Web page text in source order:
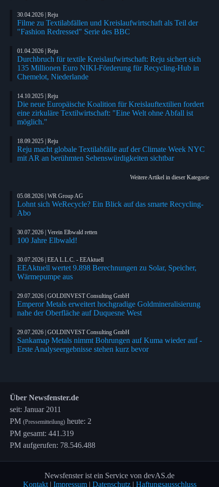
30.04.2026 | Reju
Filme zu Textilabfällen und Kreislaufwirtschaft als Teil der
"Fashion Redressed" Serie des BBC
01.04.2026 | Reju
Durchbruch für textile Kreislaufwirtschaft: Reju sichert sich
135 Millionen Euro NIKI-Förderung für Recycling-Hub in
Chemelot, Niederlande
14.10.2025 | Reju
Die neue Europäische Koalition für Kreislauftextilien fordert
eine zirkuläre Textilwirtschaft: "Eine Welt ohne Abfall ist
möglich."
18.09.2025 | Reju
Reju macht globale Textilabfälle auf der Climate Week NYC
mit AR an berühmten Sehenswürdigkeiten sichtbar
Weitere Artikel in dieser Kategorie
05.08.2026 | WR Group AG
Lohnt sich WeRecycle? Ein Blick auf das smarte Recycling-
Abo
30.07.2026 | Verein Elbwald retten
100 Jahre Elbwald!
30.07.2026 | EEA L.L.C. - EEAktuell
EEAktuell wertet 9.898 Berechnungen zu Solar, Speicher,
Wärmepumpe aus
29.07.2026 | GOLDINVEST Consulting GmbH
Emperor Metals erweitert hochgradige Goldmineralisierung
nahe der Oberfläche auf Duquesne West
29.07.2026 | GOLDINVEST Consulting GmbH
Sankamap Metals nimmt Bohrungen auf Kuma wieder auf -
Erste Analyseergebnisse stehen kurz bevor
Über Newsfenster.de
seit: Januar 2011
PM (Pressemitteilung) heute: 2
PM gesamt: 441.319
PM aufgerufen: 78.546.488
Newsfenster ist ein Service von devAS.de
Kontakt| Impressum| Datenschutz| Haftungsausschluss